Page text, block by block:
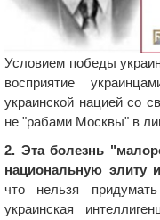
Условием победы
восприятие
украинской нацией со
не "рабами Москвы" в
2. Эта болезнь
национальную элиту
что нельзя
украинская